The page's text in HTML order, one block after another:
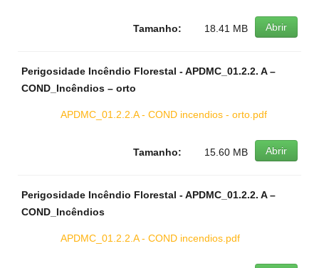
Abrir
Tamanho: 18.41 MB
Perigosidade Incêndio Florestal - APDMC_01.2.2. A –
COND_Incêndios – orto
APDMC_01.2.2.A - COND incendios - orto.pdf
Abrir
Tamanho: 15.60 MB
Perigosidade Incêndio Florestal - APDMC_01.2.2. A –
COND_Incêndios
APDMC_01.2.2.A - COND incendios.pdf